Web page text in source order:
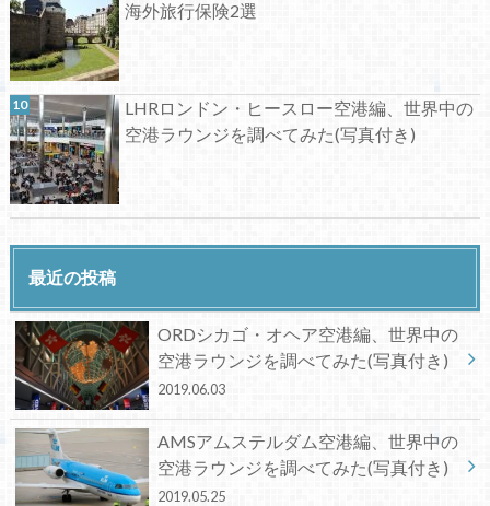
海外旅行保険2選
LHRロンドン・ヒースロー空港編、世界中の
空港ラウンジを調べてみた(写真付き)
最近の投稿
ORDシカゴ・オヘア空港編、世界中の
空港ラウンジを調べてみた(写真付き)
2019.06.03
AMSアムステルダム空港編、世界中の
空港ラウンジを調べてみた(写真付き)
2019.05.25